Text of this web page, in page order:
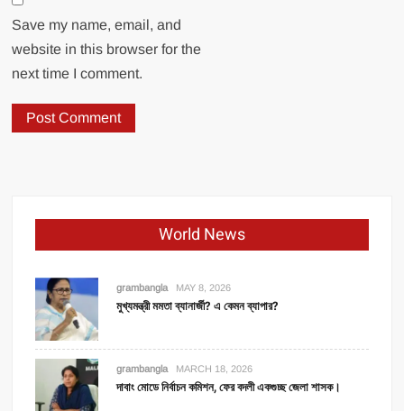
Save my name, email, and
website in this browser for the
next time I comment.
World News
grambangla MAY 8, 2026
মুখ্যমন্ত্রী মমতা ব্যানার্জী? এ কেমন ব্যাপার?
grambangla MARCH 18, 2026
দাবাং মোডে নির্বাচন কমিশন, ফের বদলী একগুচ্ছ জেলা শাসক।